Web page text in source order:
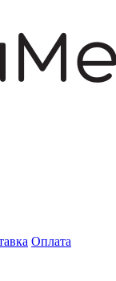
Оплата